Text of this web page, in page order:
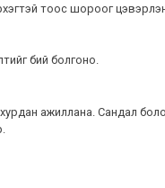
тоос шороог
бий болгоно.
ажиллана. Сандал